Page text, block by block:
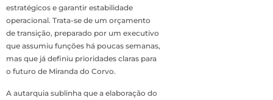
estratégicos e garantir estabilidade
operacional. Trata-se de um orçamento
de transição, preparado por um executivo
que assumiu funções há poucas semanas,
mas que já definiu prioridades claras para
o futuro de Miranda do Corvo.
A autarquia sublinha que a elaboração do